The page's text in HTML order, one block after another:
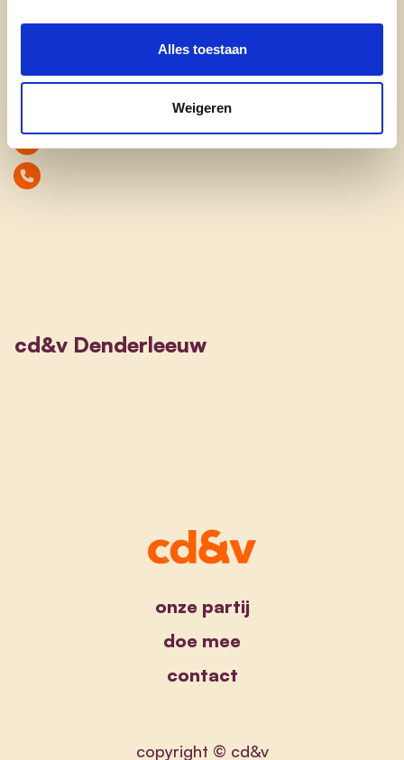
Alles toestaan
Weigeren
cd&v Denderleeuw
onze partij
doe mee
contact
copyright © cd&v